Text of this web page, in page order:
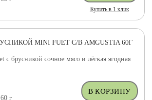
Купить в 1 клик
MINI FUET С/В AMGUSTIA 60Г
с брусникой сочное мясо и лёгкая ягодная
г